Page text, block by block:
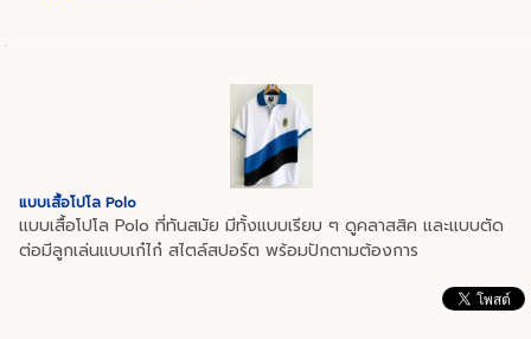
แบบเสื้อโปโล Polo
แบบเสื้อโปโล Polo ที่ทันสมัย มีทั้งแบบเรียบ ๆ ดูคลาสสิค และแบบตัด
ต่อมีลูกเล่นแบบเก๋ไก๋ สไตล์สปอร์ต พร้อมปักตามต้องการ